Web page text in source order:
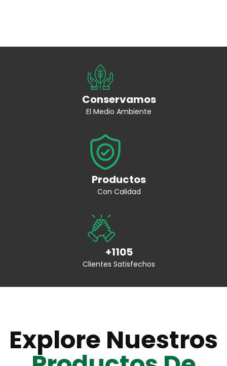
Conservamos
El Medio Ambiente
Productos
Con Calidad
+1105
Clientes Satisfechos
Explore Nuestros